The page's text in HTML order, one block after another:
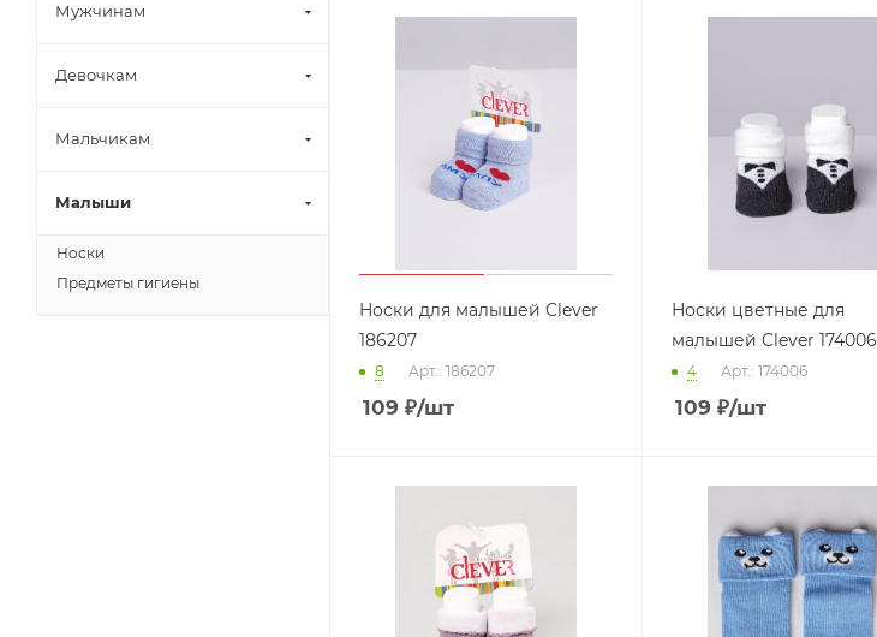
Носки для малышей Clever
186207
8 Арт.: 186207
109 ₽/шт
Носки цветные для
малышей Clever 174006
4 Арт.: 174006
109 ₽/шт
Мужчинам
Девочкам
Мальчикам
Малыши
Носки
Предметы гигиены